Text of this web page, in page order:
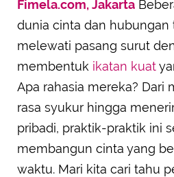
Fimela.com, Jakarta
dunia cinta dan
melewati pasang surut
membentuk ikatan kuat
Apa rahasia mereka? Dari
rasa syukur hingga
pribadi, praktik-praktik ini
membangun cinta yang
waktu. Mari kita cari tahu